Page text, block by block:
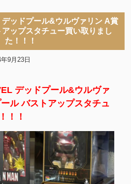
ッドプール&ウルヴァリン A賞
ップスタチュー買い取りまし
た！！！
9月23日
デッドプール&ウルヴァ
ル バストアップスタチュ
！！